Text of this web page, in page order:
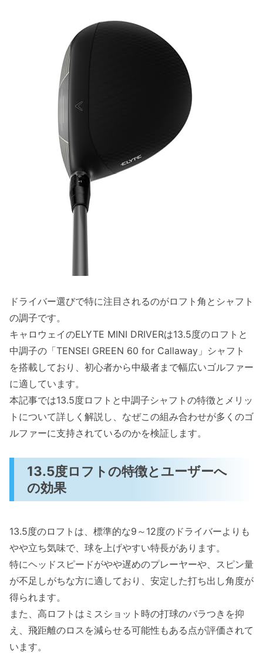
ドライバー選びで特に注目されるのがロフト角とシャフト
の調子です。
キャロウェイのELYTE MINI DRIVERは13.5度のロフトと
中調子の「TENSEI GREEN 60 for Callaway」シャフト
を搭載しており、初心者から中級者まで幅広いゴルファー
に適しています。
本記事では13.5度ロフトと中調子シャフトの特徴とメリッ
トについて詳しく解説し、なぜこの組み合わせが多くのゴ
ルファーに支持されているのかを検証します。
13.5度ロフトの特徴とユーザーへ
の効果
13.5度のロフトは、標準的な9～12度のドライバーよりも
やや立ち気味で、球を上げやすい特長があります。
特にヘッドスピードがやや遅めのプレーヤーや、スピン量
が不足しがちな方に適しており、安定した打ち出し角度が
得られます。
また、高ロフトはミスショット時の打球のバラつきを抑
え、飛距離のロスを減らせる可能性もある点が評価されて
います。